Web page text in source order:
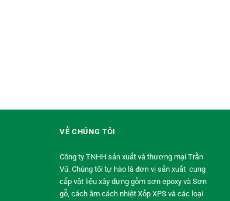
VỀ CHÚNG TÔI
Công ty TNHH sản xuất và thương mại Trần
Vũ. Chúng tôi tự hào là đơn vị sản xuất cung
cấp vật liệu xây dựng gồm sơn epoxy và Sơn
gỗ, cách âm cách nhiệt Xốp XPS và các loại